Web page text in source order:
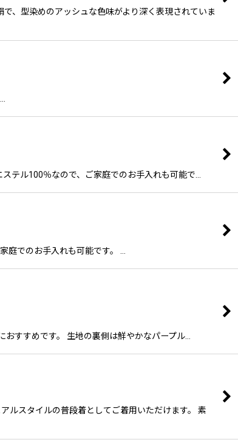
、型染めのアッシュな色味がより深く表現されていま
テル100％なので、ご家庭でのお手入れも可能で…
庭でのお手入れも可能です。 …
すすめです。 生地の裏側は鮮やかなパープル…
スタイルの普段着としてご着用いただけます。 素